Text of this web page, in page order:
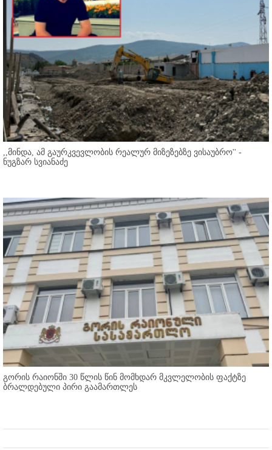
,,მინდა, ამ გაურკვევლობის რეალურ მიზეზებზე ვისაუბრო'' -
ნუგზარ სვიანაძე
გორის რაიონში 30 წლის წინ მომხდარ მკვლელობის ფაქტზე
ბრალდებული პირი გაამართლეს